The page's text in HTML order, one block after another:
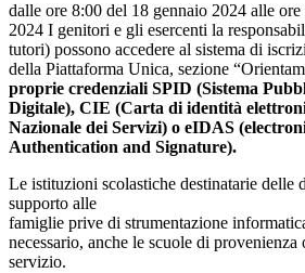
dalle ore 8:00 del 18 gennaio 2024 alle ore
2024 I genitori e gli esercenti la
tutori) possono accedere al sistema di
della Piattaforma Unica, sezione
proprie credenziali SPID (Sistema
Digitale), CIE (Carta di identità
Nazionale dei Servizi) o eIDAS
Authentication and Signature).
Le istituzioni scolastiche destinatarie delle
supporto alle
famiglie prive di strumentazione
necessario, anche le scuole di
servizio.